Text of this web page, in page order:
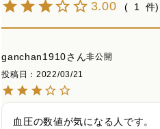
3.00 1
ganchan1910
非公開
投稿日
2022/03/21
血圧の数値が気になる人です。